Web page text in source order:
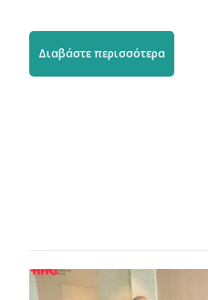
Διαβάστε περισσότερα